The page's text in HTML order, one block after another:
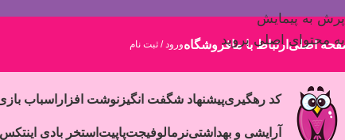
پرش به پیمایش
به محتوای اصلی بروید
اصلی ارتباط با مافروشگاهورود / ثبت نام
کد رهگیریپیشنهاد شگفت انگیز نوشت افزار اسباب
آرایشی و بهداشتینرمالوفیجتپاپیت استخر بادی اینتکس